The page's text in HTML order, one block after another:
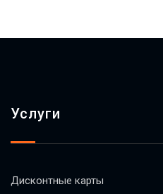
Услуги
Дисконтные карты